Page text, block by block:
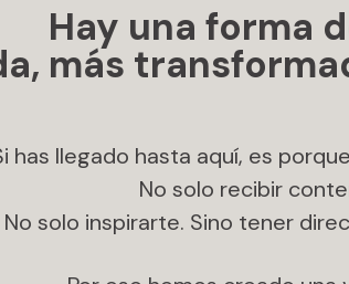
Hay una forma
más
has llegado hasta aquí, es
No solo recibir
No solo inspirarte. Sino tener